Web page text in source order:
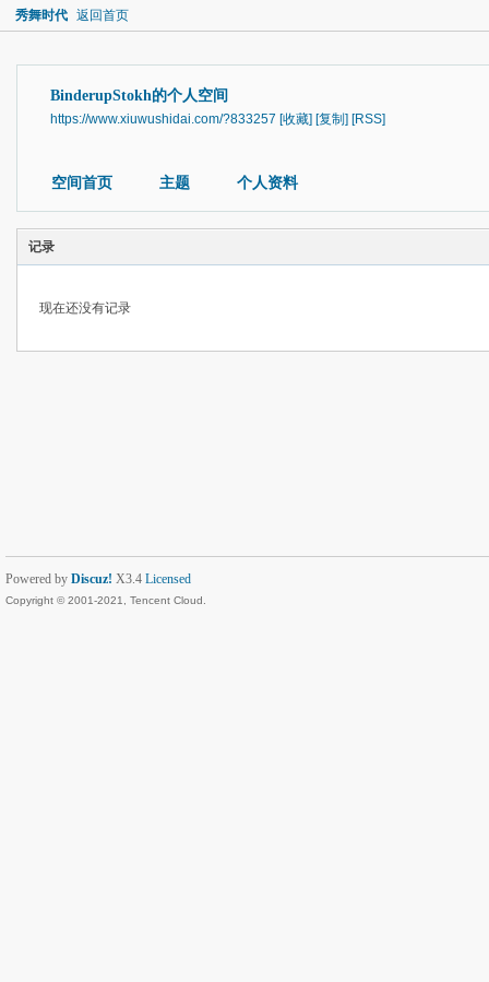
秀舞时代 返回首页
BinderupStokh的个人空间
https://www.xiuwushidai.com/?833257 [收藏] [复制] [RSS]
空间首页 主题 个人资料
记录
现在还没有记录
Powered by Discuz! X3.4 Licensed
Copyright © 2001-2021, Tencent Cloud.